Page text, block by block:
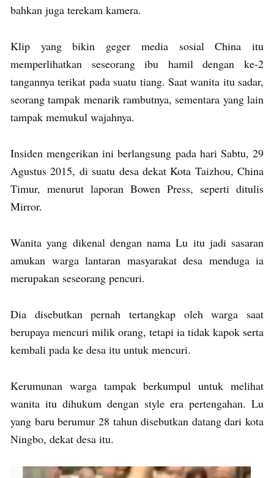
bahkan juga terekam kamera.
Klip yang bikin geger media sosial China itu
memperlihatkan seseorang ibu hamil dengan ke-2
tangannya terikat pada suatu tiang. Saat wanita itu sadar,
seorang tampak menarik rambutnya, sementara yang lain
tampak memukul wajahnya.
Insiden mengerikan ini berlangsung pada hari Sabtu, 29
Agustus 2015, di suatu desa dekat Kota Taizhou, China
Timur, menurut laporan Bowen Press, seperti ditulis
Mirror.
Wanita yang dikenal dengan nama Lu itu jadi sasaran
amukan warga lantaran masyarakat desa menduga ia
merupakan seseorang pencuri.
Dia disebutkan pernah tertangkap oleh warga saat
berupaya mencuri milik orang, tetapi ia tidak kapok serta
kembali pada ke desa itu untuk mencuri.
Kerumunan warga tampak berkumpul untuk melihat
wanita itu dihukum dengan style era pertengahan. Lu
yang baru berumur 28 tahun disebutkan datang dari kota
Ningbo, dekat desa itu.